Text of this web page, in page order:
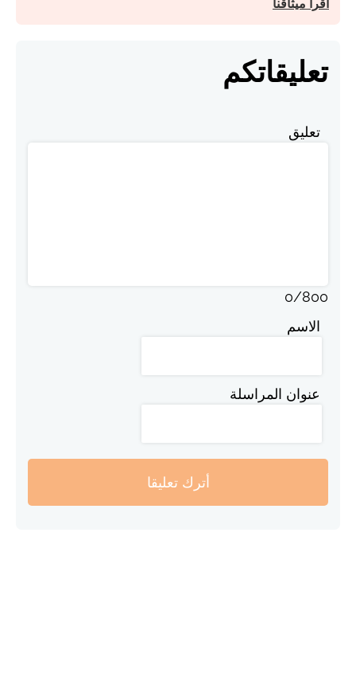
اقرأ ميثاقنا
تعليقاتكم
تعليق
0/800
الاسم
عنوان المراسلة
أترك تعليقا